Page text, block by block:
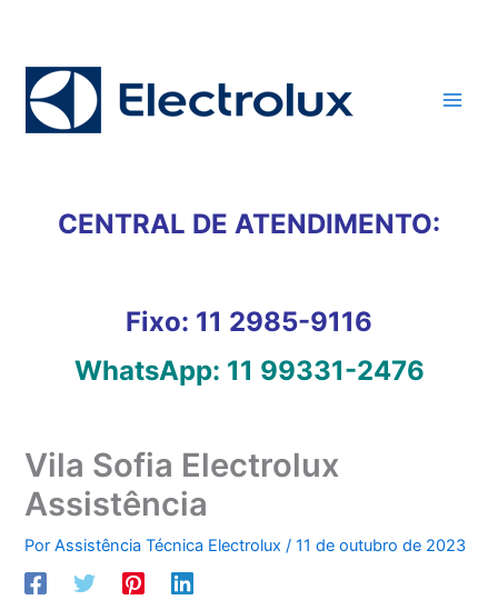
conteúdo
CENTRAL DE ATENDIMENTO:
Fixo: 11 2985-9116
WhatsApp: 11 99331-2476
Vila Sofia Electrolux
Assistência
PorAssistência Técnica Electrolux/11 de outubro de 2023